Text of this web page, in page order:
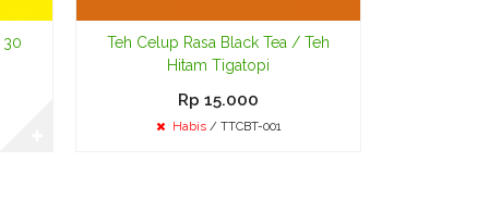
30
Teh Celup Rasa Black Tea / Teh
Hitam Tigatopi
Rp 15.000
Habis/ TTCBT-001